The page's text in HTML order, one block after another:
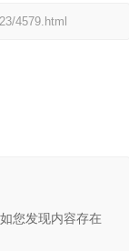
4579.html
您发现内容存在